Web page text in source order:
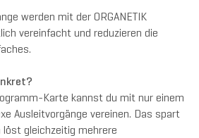
werden mit der ORGANETIK
vereinfacht und reduzieren die
Karte kannst du mit nur einem
Ausleitvorgänge vereinen. Das spart
gleichzeitig mehrere